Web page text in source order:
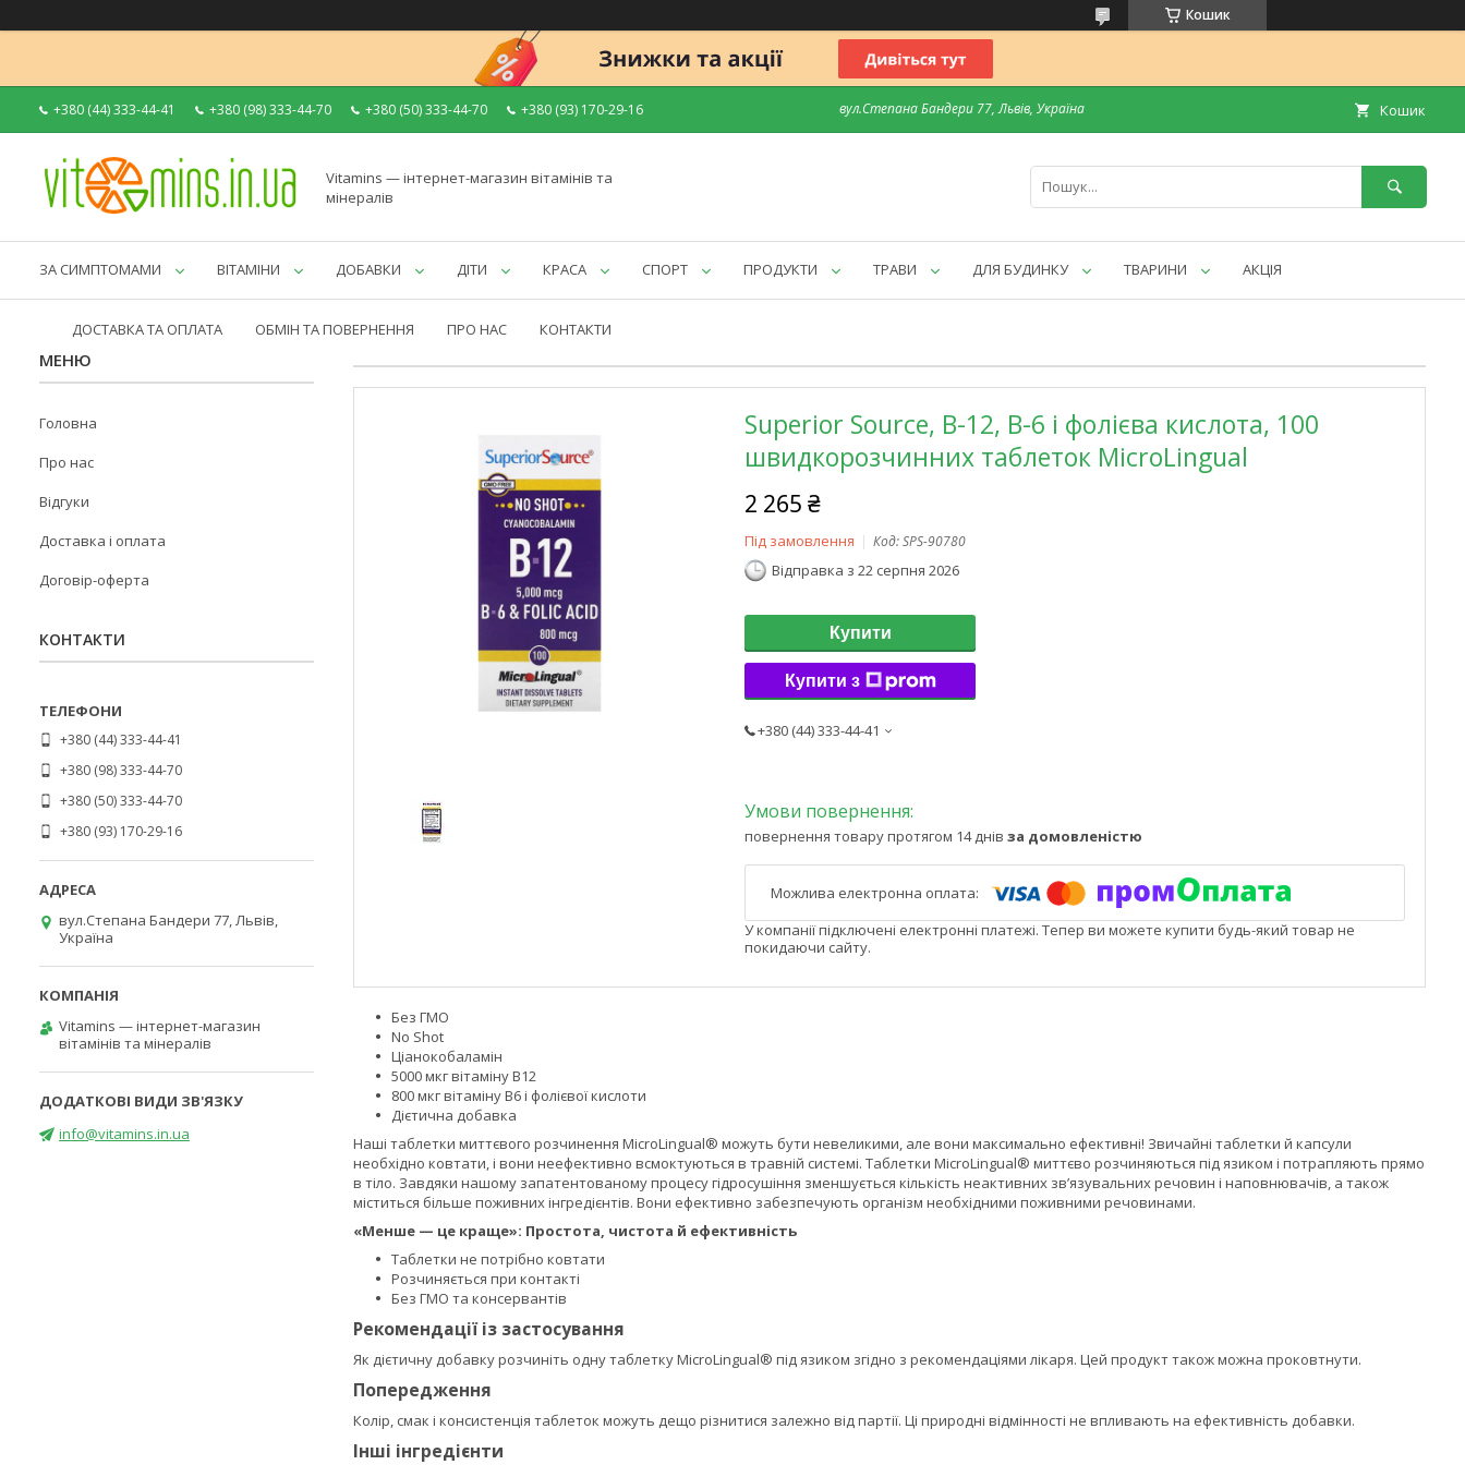
Кошик
+380 (44) 333-44-41 +380 (98) 333-44-70 +380 (50) 333-44-70 +380 (93) 170-29-16 вул.Степана Бандери 77, Львів, Україна Кошик
Vitamins — інтернет-магазин вітамінів та
мінералів
ЗА СИМПТОМАМИ ВІТАМІНИ ДОБАВКИ ДІТИ КРАСА СПОРТ ПРОДУКТИ ТРАВИ ДЛЯ БУДИНКУ ТВАРИНИ АКЦІЯ
ДОСТАВКА ТА ОПЛАТА ОБМІН ТА ПОВЕРНЕННЯ ПРО НАС КОНТАКТИ
Superior Source, B-12, B-6 і фолієва кислота, 100
швидкорозчинних таблеток MicroLingual
2 265 ₴
Під замовлення Код:SPS-90780
Відправка з 22 серпня 2026
Купити
Купити з
+380 (44) 333-44-41
повернення товару протягом 14 днів за домовленістю
У компанії підключені електронні платежі. Тепер ви можете купити будь-який товар не
покидаючи сайту.
Без ГМО
No Shot
Ціанокобаламін
5000 мкг вітаміну B12
800 мкг вітаміну B6 і фолієвої кислоти
Дієтична добавка
Наші таблетки миттєвого розчинення MicroLingual® можуть бути невеликими, але вони максимально ефективні! Звичайні таблетки й капсули
необхідно ковтати, і вони неефективно всмоктуються в травній системі. Таблетки MicroLingual® миттєво розчиняються під язиком і потрапляють прямо
в тіло. Завдяки нашому запатентованому процесу гідросушіння зменшується кількість неактивних зв’язувальних речовин і наповнювачів, а також
міститься більше поживних інгредієнтів. Вони ефективно забезпечують організм необхідними поживними речовинами.
«Менше — це краще»: Простота, чистота й ефективність
Таблетки не потрібно ковтати
Розчиняється при контакті
Без ГМО та консервантів
Рекомендації із застосування
Як дієтичну добавку розчиніть одну таблетку MicroLingual® під язиком згідно з рекомендаціями лікаря. Цей продукт також можна проковтнути.
Попередження
Колір, смак і консистенція таблеток можуть дещо різнитися залежно від партії. Ці природні відмінності не впливають на ефективність добавки.
Інші інгредієнти
Головна
Про нас
Відгуки
Доставка і оплата
Договір-оферта
КОНТАКТИ
+380 (44) 333-44-41
+380 (98) 333-44-70
+380 (50) 333-44-70
+380 (93) 170-29-16
вул.Степана Бандери 77, Львів,
Україна
Vitamins — інтернет-магазин
вітамінів та мінералів
info@vitamins.in.ua